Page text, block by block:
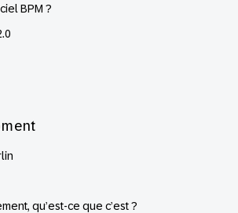
BPM ?
qu’est-ce que c’est ?